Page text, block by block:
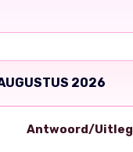
2026
Antwoord/Uitleg